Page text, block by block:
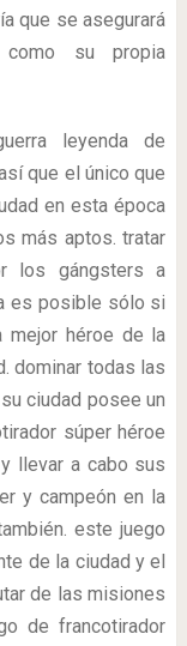
que se asegurará
su propia
leyenda de
que el único que
en esta época
más aptos. tratar
los gángsters a
es posible sólo si
mejor héroe de la
dominar todas las
ciudad posee un
súper héroe
llevar a cabo sus
y campeón en la
este juego
de la ciudad y el
de las misiones
de francotirador